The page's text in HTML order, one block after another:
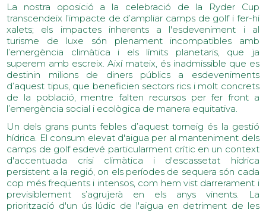
La nostra oposició a la celebració de la Ryder Cup
transcendeix l’impacte de d’ampliar camps de golf i fer-hi
xalets; els impactes inherents a l'esdeveniment i al
turisme de luxe són plenament incompatibles amb
l’emergència climàtica i els límits planetaris, que ja
superem amb escreix. Així mateix, és inadmissible que es
destinin milions de diners públics a esdeveniments
d’aquest tipus, que beneficien sectors rics i molt concrets
de la població, mentre falten recursos per fer front a
l’emergència social i ecològica de manera equitativa.
Un dels grans punts febles d’aquest torneig és la gestió
hídrica. El consum elevat d'aigua per al manteniment dels
camps de golf esdevé particularment crític en un context
d'accentuada crisi climàtica i d'escassetat hídrica
persistent a la regió, on els períodes de sequera són cada
cop més freqüents i intensos, com hem vist darrerament i
previsiblement s’agrujerà en els anys vinents.
La
priorització d'un ús lúdic de l'aigua en detriment de les